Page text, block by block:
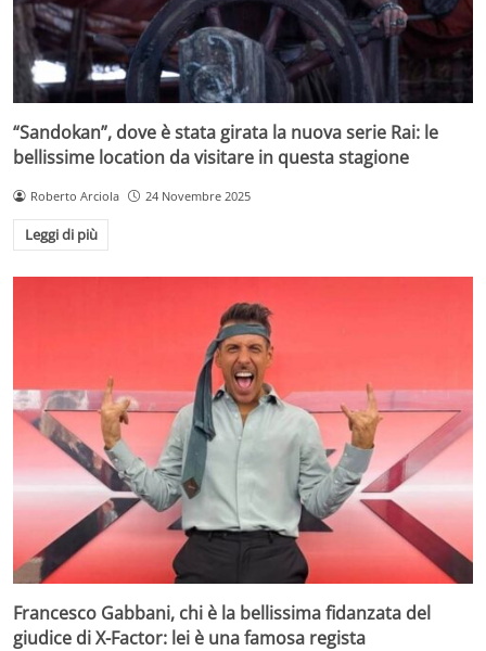
“Sandokan”, dove è stata girata la nuova serie Rai: le
bellissime location da visitare in questa stagione
Roberto Arciola 24 Novembre 2025
Leggi di più
Francesco Gabbani, chi è la bellissima fidanzata del
giudice di X-Factor: lei è una famosa regista